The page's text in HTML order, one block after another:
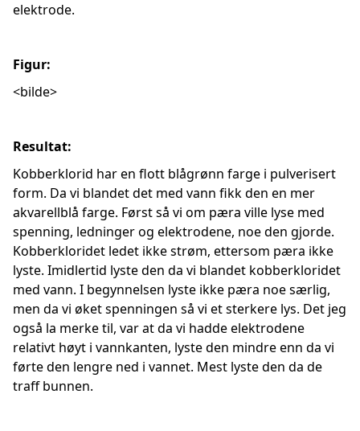
elektrode.
Figur:
<bilde>
Resultat:
Kobberklorid har en flott blågrønn farge i pulverisert
form. Da vi blandet det med vann fikk den en mer
akvarellblå farge. Først så vi om pæra ville lyse med
spenning, ledninger og elektrodene, noe den gjorde.
Kobberkloridet ledet ikke strøm, ettersom pæra ikke
lyste. Imidlertid lyste den da vi blandet kobberkloridet
med vann. I begynnelsen lyste ikke pæra noe særlig,
men da vi øket spenningen så vi et sterkere lys. Det jeg
også la merke til, var at da vi hadde elektrodene
relativt høyt i vannkanten, lyste den mindre enn da vi
førte den lengre ned i vannet. Mest lyste den da de
traff bunnen.